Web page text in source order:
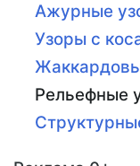
Ажурные
Узоры с
Рельефные